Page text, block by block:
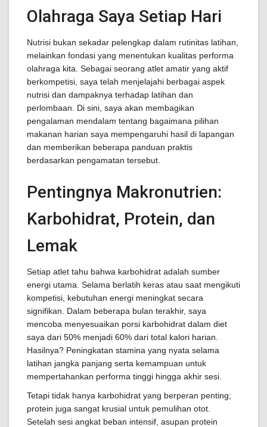
Olahraga Saya Setiap Hari
Nutrisi bukan sekadar pelengkap dalam rutinitas latihan,
melainkan fondasi yang menentukan kualitas performa
olahraga kita. Sebagai seorang atlet amatir yang aktif
berkompetisi, saya telah menjelajahi berbagai aspek
nutrisi dan dampaknya terhadap latihan dan
perlombaan. Di sini, saya akan membagikan
pengalaman mendalam tentang bagaimana pilihan
makanan harian saya mempengaruhi hasil di lapangan
dan memberikan beberapa panduan praktis
berdasarkan pengamatan tersebut.
Pentingnya Makronutrien:
Karbohidrat, Protein, dan
Lemak
Setiap atlet tahu bahwa karbohidrat adalah sumber
energi utama. Selama berlatih keras atau saat mengikuti
kompetisi, kebutuhan energi meningkat secara
signifikan. Dalam beberapa bulan terakhir, saya
mencoba menyesuaikan porsi karbohidrat dalam diet
saya dari 50% menjadi 60% dari total kalori harian.
Hasilnya? Peningkatan stamina yang nyata selama
latihan jangka panjang serta kemampuan untuk
mempertahankan performa tinggi hingga akhir sesi.
Tetapi tidak hanya karbohidrat yang berperan penting;
protein juga sangat krusial untuk pemulihan otot.
Setelah sesi angkat beban intensif, asupan protein